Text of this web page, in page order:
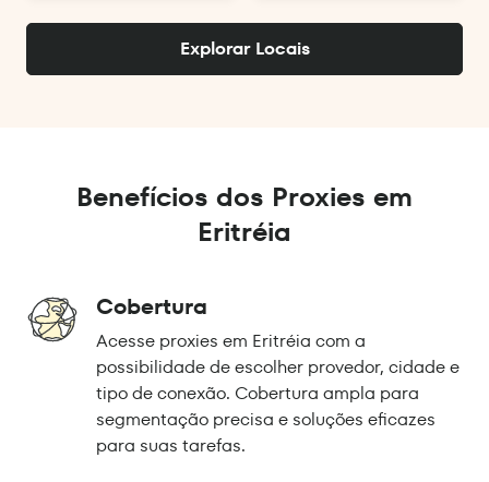
Explorar Locais
Benefícios dos Proxies em
Eritréia
Cobertura
Acesse proxies em Eritréia com a
possibilidade de escolher provedor, cidade e
tipo de conexão. Cobertura ampla para
segmentação precisa e soluções eficazes
para suas tarefas.